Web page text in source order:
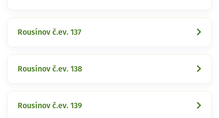
Rousínov č.ev. 137
Rousínov č.ev. 138
Rousínov č.ev. 139